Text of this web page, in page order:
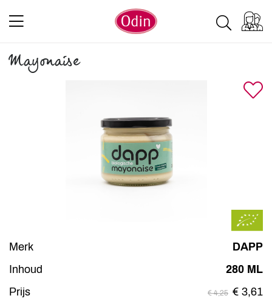
Mayonaise
Merk
DAPP
Inhoud
280 ML
Prijs
€ 4,25 € 3,61